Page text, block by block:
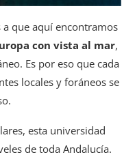
a que aquí encontramos
con vista al mar,
Es por eso que cada
locales y foráneos se
esta universidad
de toda Andalucía.